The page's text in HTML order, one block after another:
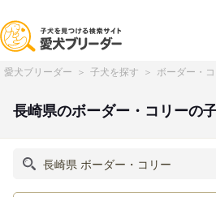
愛犬ブリーダー 子犬を探す ボーダー・
長崎県のボーダー・コリーの